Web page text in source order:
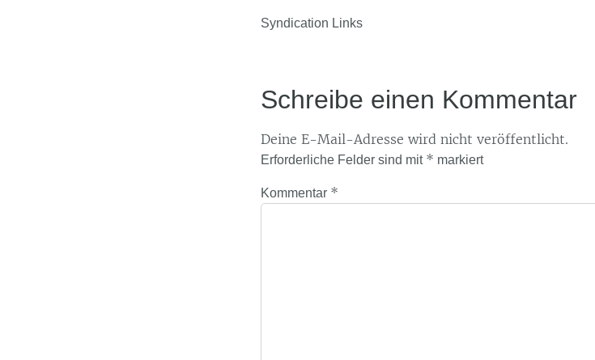
Syndication Links
Schreibe einen Kommentar
Deine E-Mail-Adresse wird nicht veröffentlicht.
Erforderliche Felder sind mit * markiert
Kommentar *